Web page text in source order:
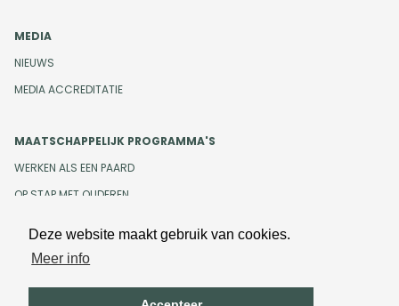
Deze website maakt gebruik van cookies.
Meer info
MEDIA
NIEUWS
MEDIA ACCREDITATIE
MAATSCHAPPELIJK PROGRAMMA'S
WERKEN ALS EEN PAARD
OP STAP MET OUDEREN
Design en development door